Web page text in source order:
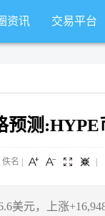
资讯 交易平台
预测:HYPE
佚名
美元，上涨